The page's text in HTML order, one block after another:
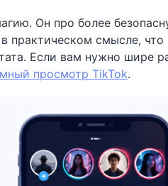
Он про более
практическом смысле,
Если вам нужно шире
просмотр TikTok.